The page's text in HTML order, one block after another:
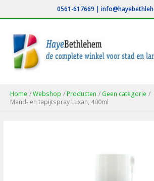
naar
inhoud
0561-617669 |
Home Webshop Producten
Geen categorie
Mand- en tapijtspray Luxan, 400ml